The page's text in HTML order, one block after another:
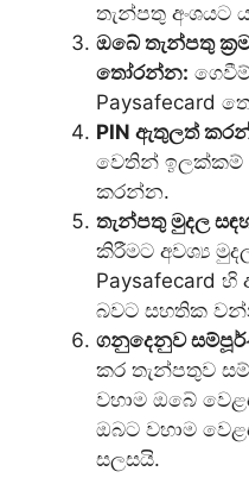
තැන්පතු අංශයට
ඔබේ තැන්පතු
තෝරන්න:
Paysafecard
PIN ඇතුලත්
වෙතින් ඉලක්කම්
කරන්න.
තැන්පතු මුදල
කිරීමට අවශ්‍ය
Paysafecard
බවට සහතික
ගනුදෙනුව
කර තැන්පතුව
වහාම ඔබේ
ඔබට වහාම
සලසයි.